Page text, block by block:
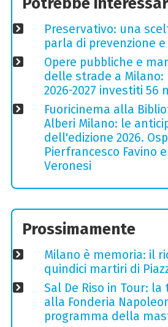
Preservativo: una
parla di prevenzione
Opere pubbliche e
delle strade a Milano:
2026-2027 investiti 56
Fuoricinema alla
Alberi Milano: le
dell'edizione 2026.
Pierfrancesco Favino
Veronesi
Prossimamente
Milano è memoria: il
quindici martiri di
Sal De Riso in Tour: la
alla Fonderia
programma della